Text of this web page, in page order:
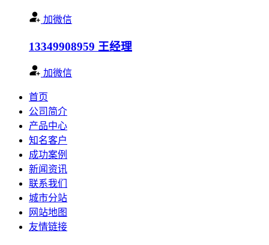
加微信
13349908959 王经理
加微信
首页
公司简介
产品中心
知名客户
成功案例
新闻资讯
联系我们
城市分站
网站地图
友情链接